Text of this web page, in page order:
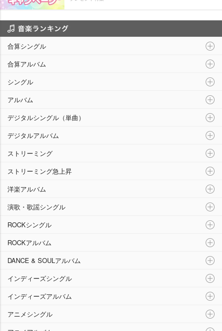
合算シングル
合算アルバム
シングル
アルバム
デジタルシングル（単曲）
デジタルアルバム
ストリーミング
ストリーミング急上昇
洋楽アルバム
演歌・歌謡シングル
ROCKシングル
ROCKアルバム
DANCE & SOULアルバム
インディーズシングル
インディーズアルバム
アニメシングル